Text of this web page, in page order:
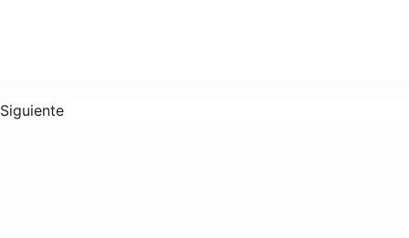
Siguiente